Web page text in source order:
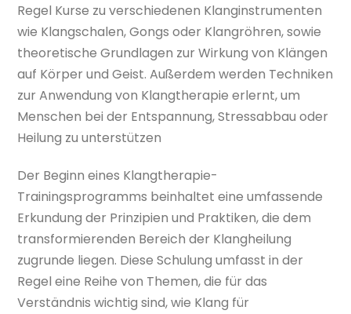
Regel Kurse zu verschiedenen Klanginstrumenten
wie Klangschalen, Gongs oder Klangröhren, sowie
theoretische Grundlagen zur Wirkung von Klängen
auf Körper und Geist. Außerdem werden Techniken
zur Anwendung von Klangtherapie erlernt, um
Menschen bei der Entspannung, Stressabbau oder
Heilung zu unterstützen
Der Beginn eines Klangtherapie-
Trainingsprogramms beinhaltet eine umfassende
Erkundung der Prinzipien und Praktiken, die dem
transformierenden Bereich der Klangheilung
zugrunde liegen. Diese Schulung umfasst in der
Regel eine Reihe von Themen, die für das
Verständnis wichtig sind, wie Klang für